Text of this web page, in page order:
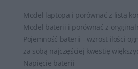
Model laptopa i porównać z listą
Model baterii i porównać z
Pojemność baterii - wzrost ilości
za sobą najczęściej kwestię
Napięcie baterii